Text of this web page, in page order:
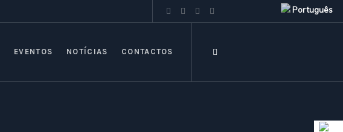
EVENTOS NOTÍCIAS CONTACTOS
Português